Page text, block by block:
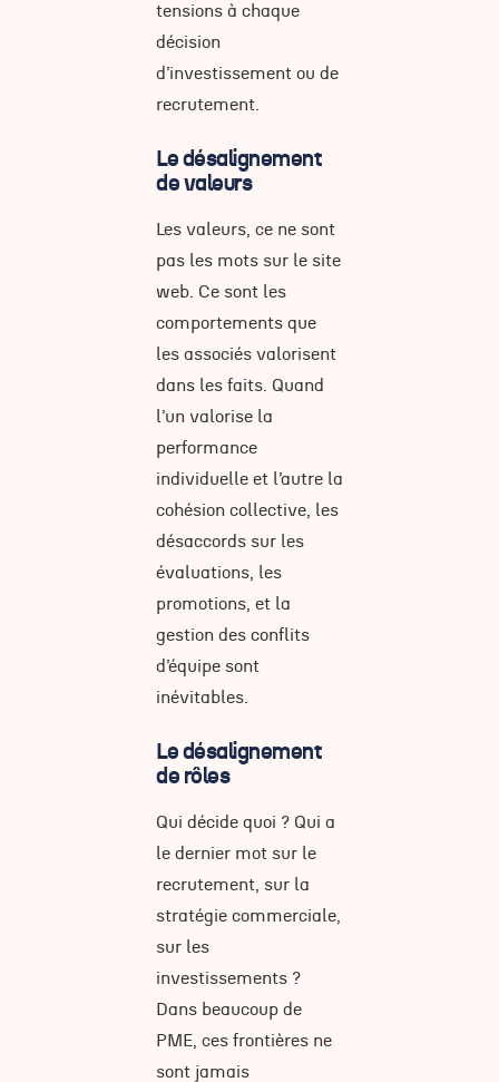
tensions à chaque
décision
d’investissement ou de
recrutement.
Le désalignement
de valeurs
Les valeurs, ce ne sont
pas les mots sur le site
web. Ce sont les
comportements que
les associés valorisent
dans les faits. Quand
l’un valorise la
performance
individuelle et l’autre la
cohésion collective, les
désaccords sur les
évaluations, les
promotions, et la
gestion des conflits
d’équipe sont
inévitables.
Le désalignement
de rôles
Qui décide quoi ? Qui a
le dernier mot sur le
recrutement, sur la
stratégie commerciale,
sur les
investissements ?
Dans beaucoup de
PME, ces frontières ne
sont jamais